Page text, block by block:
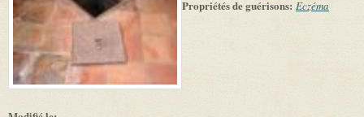
Propriétés de guérisons: Eczéma